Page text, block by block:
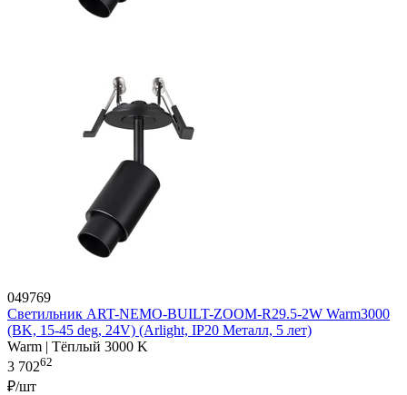
049769
Светильник ART-NEMO-BUILT-ZOOM-R29.5-2W Warm3000
(BK, 15-45 deg, 24V) (Arlight, IP20 Металл, 5 лет)
Warm | Тёплый 3000 K
3 70262
₽/шт